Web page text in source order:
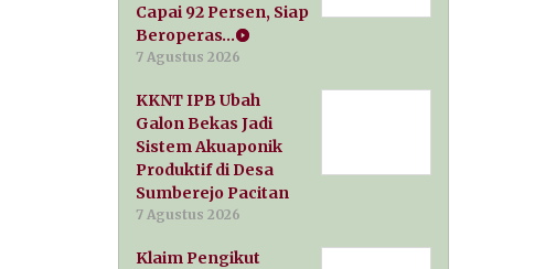
Capai 92 Persen, Siap
Beroperas…
7 Agustus 2026
KKNT IPB Ubah
Galon Bekas Jadi
Sistem Akuaponik
Produktif di Desa
Sumberejo Pacitan
7 Agustus 2026
Klaim Pengikut